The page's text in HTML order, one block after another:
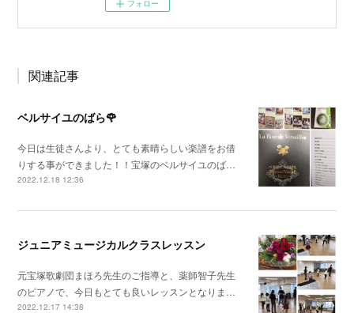
フォロー
関連記事
ベルサイユのばら🌹
今日は生徒さんより、とても素晴らしい楽譜をお借
りする事ができました！！宝塚のベルサイユのば…
2022.12.18 12:36
ジュニアミュージカルクラスレッスン
元宝塚歌劇団まほろ先生のご指導と、薬師智子先生
のピアノで、今日もとても良いレッスンとなりま…
2022.12.17 14:38